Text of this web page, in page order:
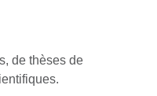
de thèses de